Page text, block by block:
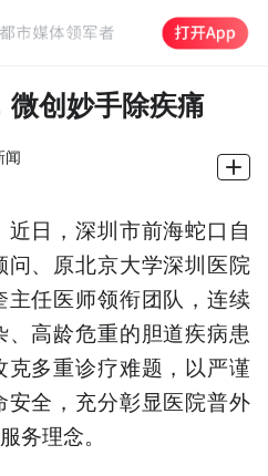
创妙手除疾痛
闻
日，深圳市前海蛇口自
、原北京大学深圳医院
任医师领衔团队，连续
高龄危重的胆道疾病患
多重诊疗难题，以严谨
全，充分彰显医院普外
务理念。